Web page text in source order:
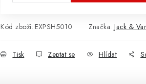
Kód zboží: EXPSH5010 Značka: Jack &
Tisk Zeptat se Hlídat